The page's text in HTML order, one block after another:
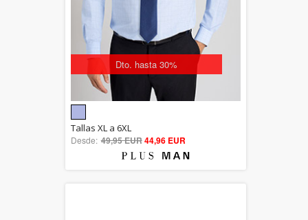
Dto. hasta 30%
5.00
out of 5
Tallas XL a 6XL
Desde: 49,95 EUR44,96 EUR